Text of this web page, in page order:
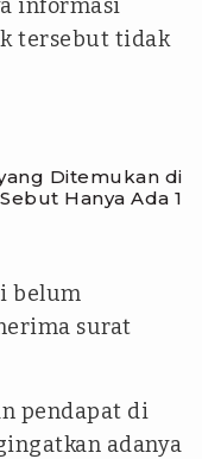
informasi
tersebut tidak
Ditemukan di
Hanya Ada 1
belum
surat
pendapat di
adanya